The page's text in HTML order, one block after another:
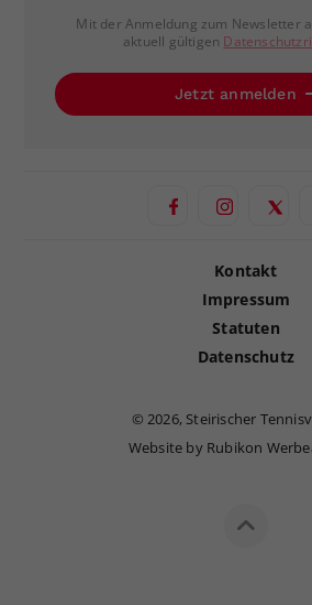
Mit der Anmeldung zum Newsletter
aktuell gültigen
Jetzt anmelden
Kontakt
Impressum
Statuten
Datenschutz
©2026, Steirischer
Website by Rubikon